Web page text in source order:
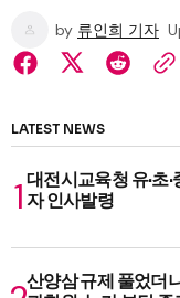
by 류인희 기자
LATEST NEWS
대전시교육청 유·초
자 인사발령
산양삼 규제 풀었더